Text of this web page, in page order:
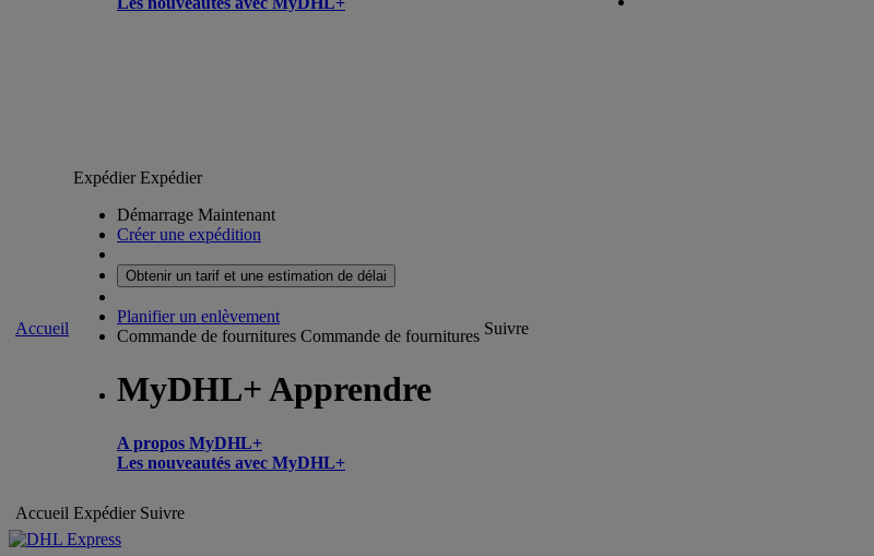
Accueil
ExpédierExpédier
Démarrage Maintenant
Créer une expédition
Obtenir un tarif et une estimation de délai
Planifier un enlèvement
Commande de fournitures Commande de fournitures
MyDHL+ Apprendre
A propos MyDHL+
Les nouveautés avec MyDHL+
Suivre
Accueil Expédier Suivre